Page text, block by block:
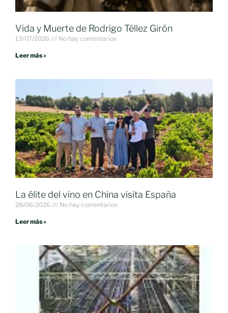
Vida y Muerte de Rodrigo Téllez Girón
13/07/2026 No hay comentarios
Leer más »
La élite del vino en China visita España
28/06/2026 No hay comentarios
Leer más »